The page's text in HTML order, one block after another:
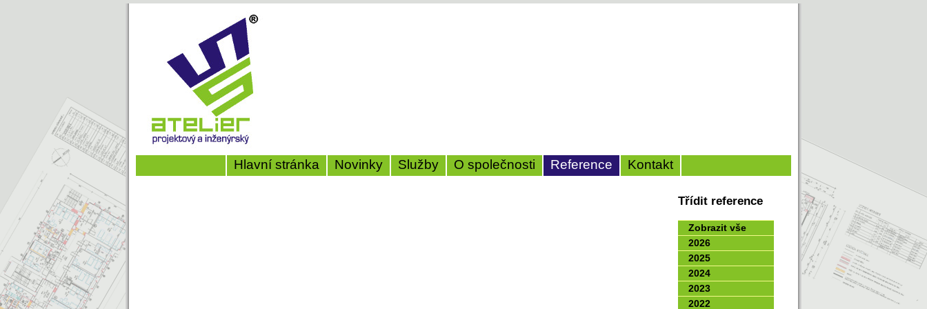
Hlavní stránka Novinky Služby O společnosti Reference Kontakt
Třídit reference
Zobrazit vše
2026
2025
2024
2023
2022